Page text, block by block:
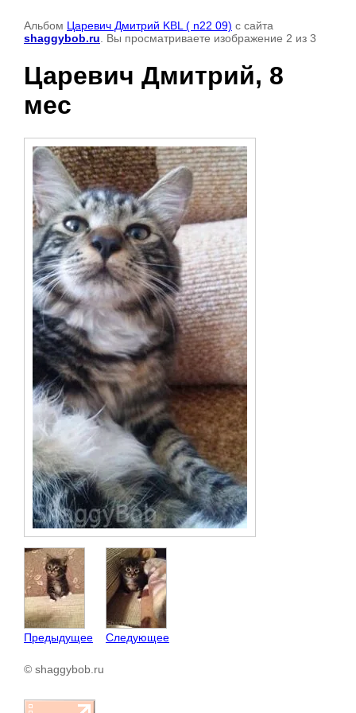
Альбом Царевич Дмитрий KBL ( n22 09) с сайта
shaggybob.ru . Вы просматриваете изображение 2 из 3
Царевич Дмитрий, 8
мес
Предыдущее Следующее
© shaggybob.ru